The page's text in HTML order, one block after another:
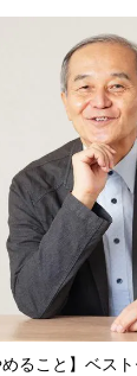
めること】ベス